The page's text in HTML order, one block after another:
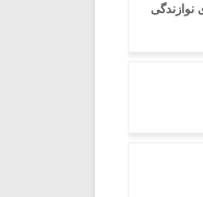
نوازندگی